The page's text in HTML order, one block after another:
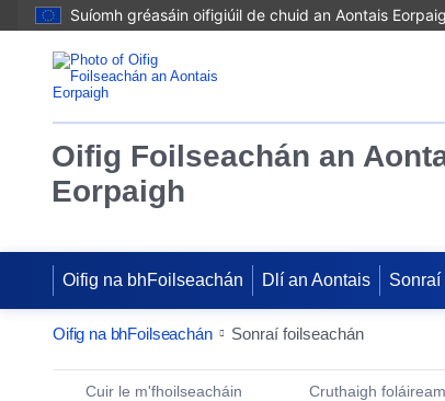
Suíomh gréasáin oifigiúil de chuid an Aontais
Oifig Foilseachán an
Eorpaigh
Oifig na bhFoilseachán Dlí an Aontais Sonraí
Oifig na bhFoilseachán Sonraí foilseachán
Publication Detail Actions Portlet
Cuir le m'fhoilseacháin Cruthaigh